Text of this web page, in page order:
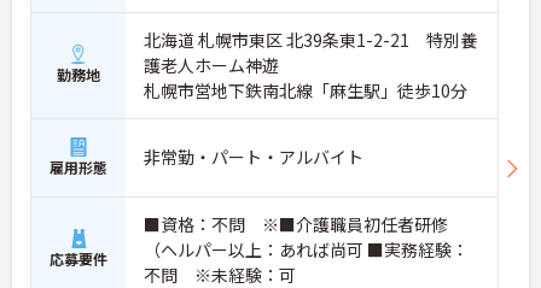
勤務地
北海道 札幌市東区 北39条東1-2-21 特別養
護老人ホーム神遊
札幌市営地下鉄南北線「麻生駅」徒歩10分
雇用形態 非常勤・パート・アルバイト
応募要件
■資格：不問 ※■介護職員初任者研修
（ヘルパー以上：あれば尚可 ■実務経験：
不問 ※未経験：可